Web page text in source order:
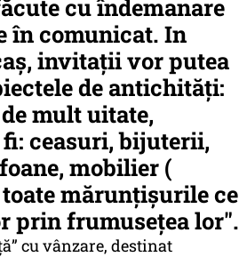
cu îndemanare
în comunicat. In
invitații vor putea
de antichități:
mult uitate,
ceasuri, bijuterii,
mobilier (
mărunțișurile ce
prin frumusețea lor".
cu vânzare, destinat